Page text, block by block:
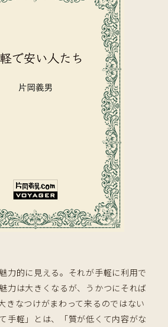
力的に見える。それが手軽に利用で
力は大きくなるが、うかつにそれば
きなつけがまわって来るのではない
手軽」とは、「質が低くて内容がな